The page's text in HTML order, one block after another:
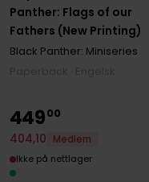
Panther: Flags of our
Fathers (New Printing)
Black Panther: Miniseries
44900
404,10
Medlem
Ikke på nettlager